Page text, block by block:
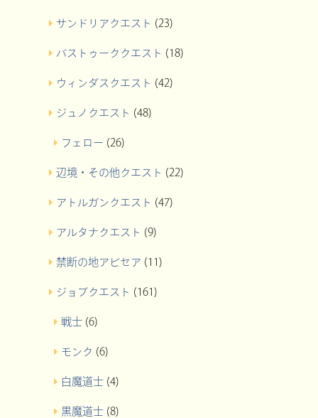
サンドリアクエスト (23)
バストゥーククエスト (18)
ウィンダスクエスト (42)
ジュノクエスト (48)
フェロー (26)
辺境・その他クエスト (22)
アトルガンクエスト (47)
アルタナクエスト (9)
禁断の地アビセア (11)
ジョブクエスト (161)
戦士 (6)
モンク (6)
白魔道士 (4)
黒魔道士 (8)